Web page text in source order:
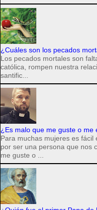
¿Cuáles son los pecados
Los pecados mortales son
católica, rompen nuestra
santific...
¿Es malo que me guste o
Para muchas mujeres es
por ser una persona que nos
me guste o ...